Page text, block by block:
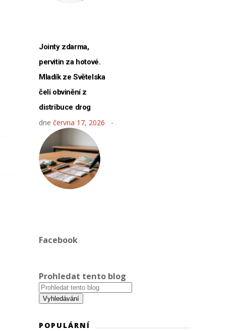
Jointy zdarma,
pervitin za hotové.
Mladík ze Světelska
čelí obvinění z
distribuce drog
dne června 17, 2026
Facebook
Prohledat tento blog
POPULÁRNÍ